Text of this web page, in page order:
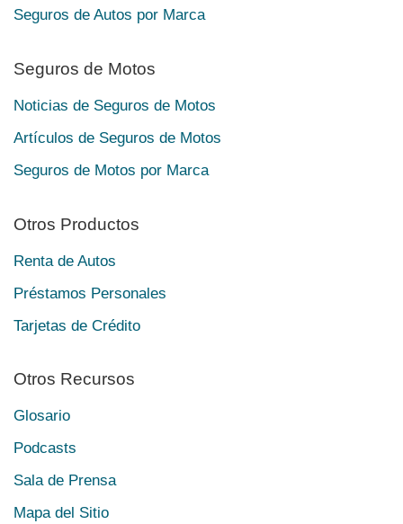
Seguros de Autos por Marca
Seguros de Motos
Noticias de Seguros de Motos
Artículos de Seguros de Motos
Seguros de Motos por Marca
Otros Productos
Renta de Autos
Préstamos Personales
Tarjetas de Crédito
Otros Recursos
Glosario
Podcasts
Sala de Prensa
Mapa del Sitio